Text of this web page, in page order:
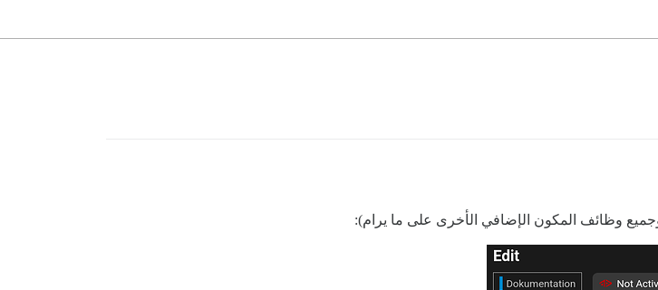
وظائف المكون الإضافي الأخرى على ما يرام):